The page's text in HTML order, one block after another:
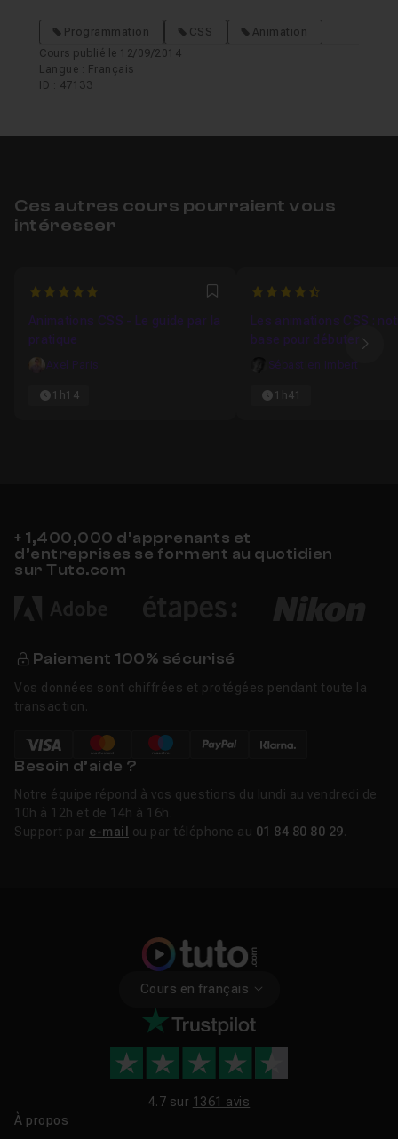
Programmation CSS
Animation
Cours publié le 12/09/2014
Langue : Français
ID : 47133
Ces autres cours pourraient vous
intéresser
5 Favori
Animations CSS - Le guide par la
pratique
Axel Paris
1h14
4.9411764705882
Les animations CSS :
base pour débuter
Sébastien Imbert
1h41
+ 1,400,000 d’apprenants et
d’entreprises se forment au quotidien
sur Tuto.com
Paiement 100% sécurisé
Vos données sont chiffrées et protégées pendant toute la
transaction.
Besoin d’aide ?
Notre équipe répond à vos questions du lundi au vendredi de
10h à 12h et de 14h à 16h.
Support par e-mail ou par téléphone au 01 84 80 80 29
Cours en français
4.7 sur 1361 avis
À propos